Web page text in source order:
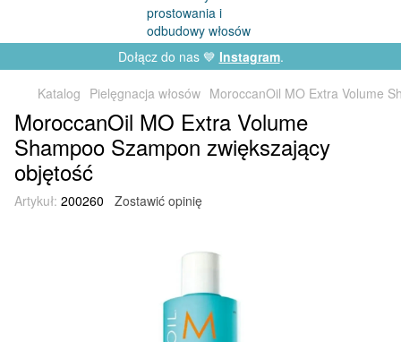
Dołącz do nas 💙 Instagram.
Katalog Pielęgnacja włosów MoroccanOil MO Extra Volume
MoroccanOil MO Extra Volume
Shampoo Szampon zwiększający
objętość
Artykuł: 200260 Zostawić opinię